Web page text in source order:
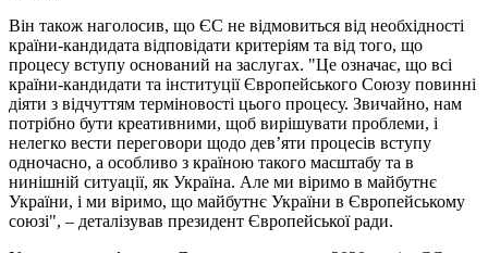
Він також наголосив, що ЄС не відмовиться від необхідності
країни-кандидата відповідати критеріям та від того, що
процесу вступу оснований на заслугах. "Це означає, що всі
країни-кандидати та інституції Європейського Союзу повинні
діяти з відчуттям терміновості цього процесу. Звичайно, нам
потрібно бути креативними, щоб вирішувати проблеми, і
нелегко вести переговори щодо дев’яти процесів вступу
одночасно, а особливо з країною такого масштабу та в
нинішній ситуації, як Україна. Але ми віримо в майбутнє
України, і ми віримо, що майбутнє України в Європейському
союзі", – деталізував президент Європейської ради.